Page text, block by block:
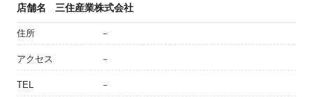
店舗名 三住産業株式会社
住所 －
アクセス －
TEL －